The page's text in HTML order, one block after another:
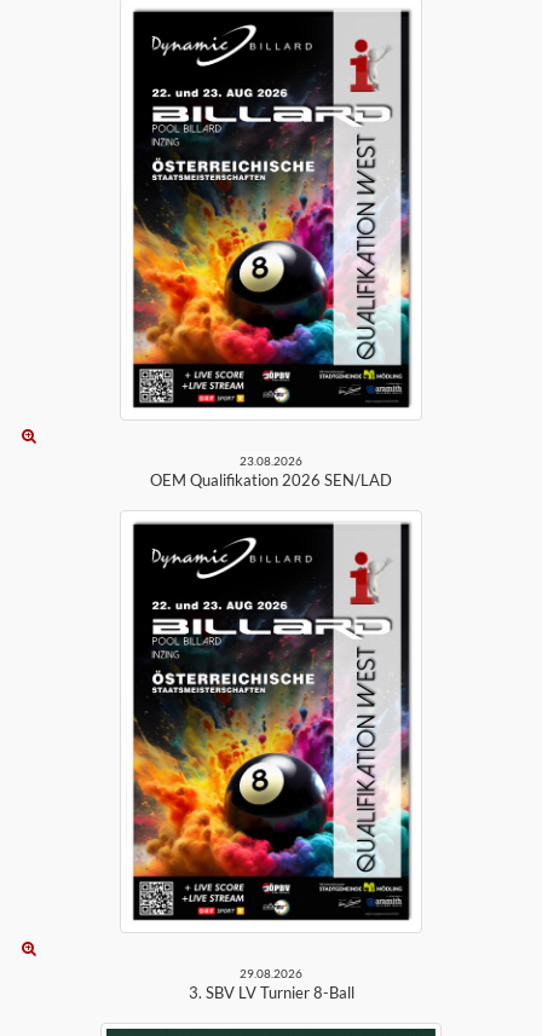
23.08.2026
OEM Qualifikation 2026 SEN/LAD
29.08.2026
3. SBV LV Turnier 8-Ball